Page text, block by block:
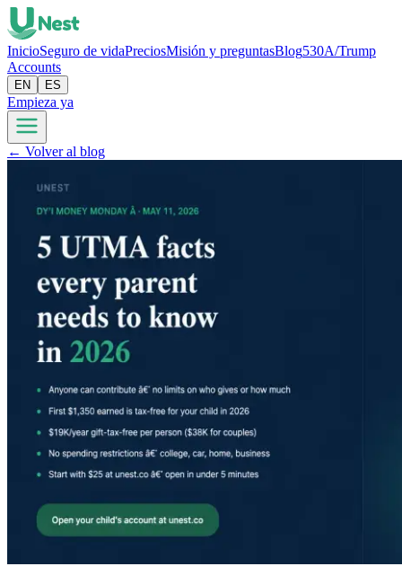
InicioSeguro de vidaPreciosMisión y preguntasBlog530A/Trump
Accounts
EN ES
Empieza ya
← Volver al blog